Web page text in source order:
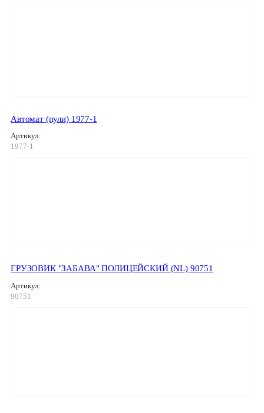
Автомат (пули) 1977-1
Артикул:
1977-1
ГРУЗОВИК "ЗАБАВА" ПОЛИЦЕЙСКИЙ (NL) 90751
Артикул:
90751